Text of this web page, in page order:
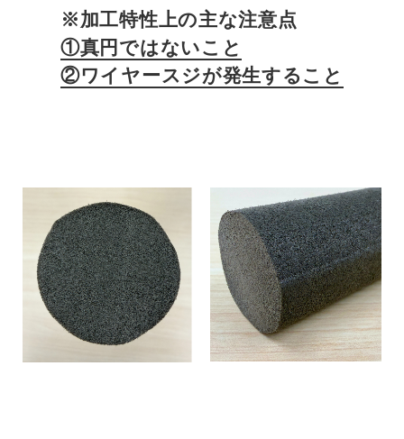
※加工特性上の主な注意点
①真円ではないこと
②ワイヤースジが発生すること